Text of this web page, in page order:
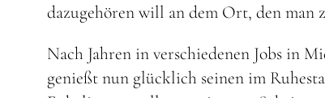
dazugehören will an dem Ort, den man
Nach Jahren in verschiedenen Jobs in
genießt nun glücklich seinen im